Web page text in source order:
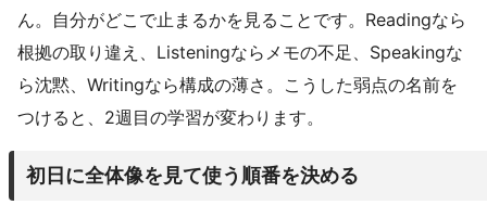
ん。自分がどこで止まるかを見ることです。Readingなら
根拠の取り違え、Listeningならメモの不足、Speakingな
ら沈黙、Writingなら構成の薄さ。こうした弱点の名前を
つけると、2週目の学習が変わります。
初日に全体像を見て使う順番を決める